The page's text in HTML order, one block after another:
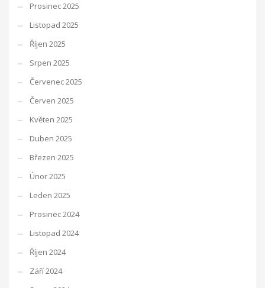
Prosinec 2025
Listopad 2025
Říjen 2025
Srpen 2025
Červenec 2025
Červen 2025
Květen 2025
Duben 2025
Březen 2025
Únor 2025
Leden 2025
Prosinec 2024
Listopad 2024
Říjen 2024
Září 2024